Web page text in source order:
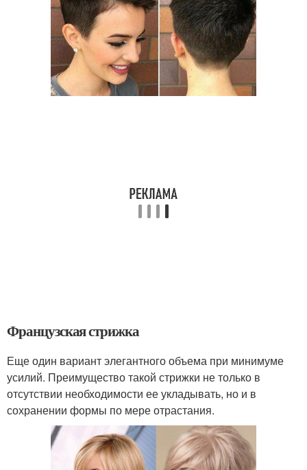
Французская стрижка
Еще один вариант элегантного объема при минимуме
усилий. Преимущество такой стрижки не только в
отсутствии необходимости ее укладывать, но и в
сохранении формы по мере отрастания.